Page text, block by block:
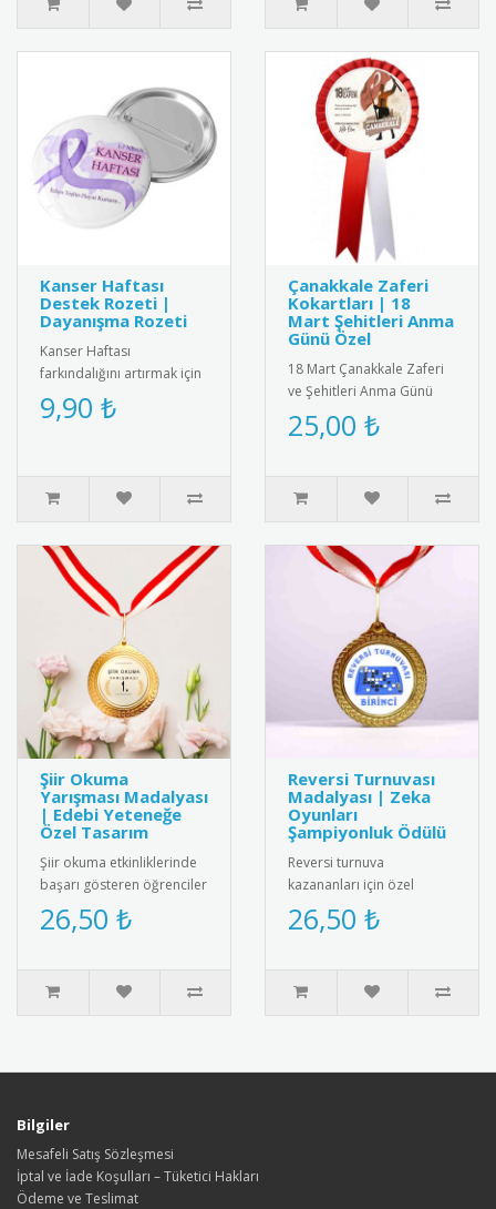
Kanser Haftası
Destek Rozeti |
Dayanışma Rozeti
Kanser Haftası
farkındalığını artırmak için
özel tasarlanmış pembe
kurdeleli destek rozeti.
9,90 ₺
Çanakkale Zaferi
Kokartları | 18
Mart Şehitleri Anma
Günü Özel
18 Mart Çanakkale Zaferi
ve Şehitleri Anma Günü
için özel tasarlanmış
kaliteli kokart seti.
25,00 ₺
Şiir Okuma
Yarışması Madalyası
| Edebi Yeteneğe
Özel Tasarım
Şiir okuma etkinliklerinde
başarı gösteren öğrenciler
için özel olarak
tasarlanmış madalya.
26,50 ₺
Reversi Turnuvası
Madalyası | Zeka
Oyunları
Şampiyonluk Ödülü
Reversi turnuva
kazananları için özel
tasarım madalya. Strateji
ve zeka oyunları başarısını
26,50 ₺
Bilgiler
Mesafeli Satış Sözleşmesi
İptal ve İade Koşulları – Tüketici Hakları
Ödeme ve Teslimat